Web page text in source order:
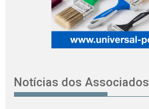
Notícias dos Associados